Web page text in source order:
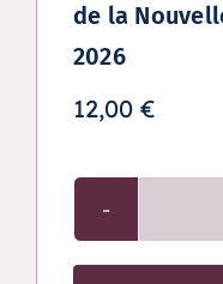
de la
2026
12,00 €